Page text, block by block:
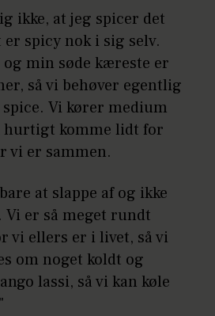
ikke, at jeg spicer det
er spicy nok i sig selv.
min søde kæreste er
så vi behøver egentlig
Vi kører medium
hurtigt komme lidt for
vi er sammen.
at slappe af og ikke
Vi er så meget rundt
vi ellers er i livet, så vi
om noget koldt og
lassi, så vi kan køle